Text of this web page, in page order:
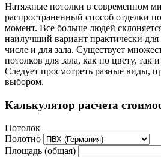
Натяжные потолки в современном
распространенный способ отделки
момент. Все больше людей
наилучший вариант практически
числе и для зала. Существует
потолков для зала, как по цвету, так
Следует просмотреть разные виды,
выбором.
Калькулятор расчета
Потолок
Полотно
Площадь (общая)